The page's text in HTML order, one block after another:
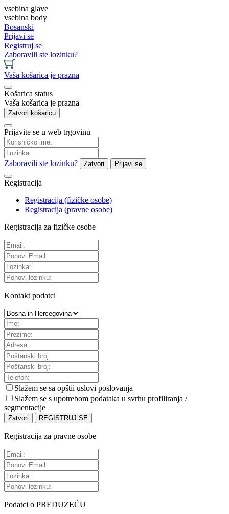
vsebina glave
vsebina body
Bosanski
Prijavi se
Registruj se
Zaboravili ste lozinku?
Vaša košarica je prazna
Košarica status
Vaša košarica je prazna
Zatvori košaricu
Prijavite se u web trgovinu
Zaboravili ste lozinku? Zatvori Prijavi se
Registracija
Registracija (fizičke osobe)
Registracija (pravne osobe)
Registracija za fizičke osobe
Kontakt podatci
Slažem se sa opštii uslovi poslovanja
Slažem se s upotrebom podataka u svrhu profiliranja /
segmentacije
Zatvori REGISTRUJ SE
Registracija za pravne osobe
Podatci o PREDUZEĆU